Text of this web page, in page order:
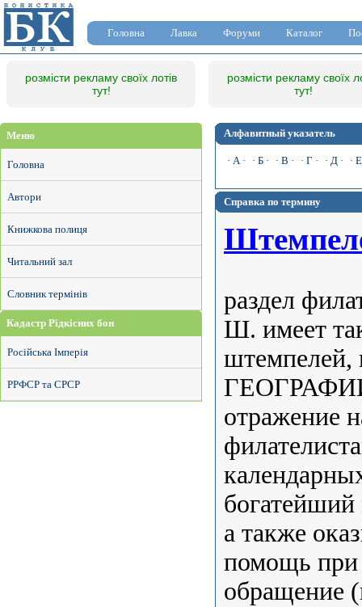
Головна Лавка Форуми Каталог
розмісти рекламу своїх лотів
тут!
розмісти рекламу своїх
тут!
Меню
Головна
Автори
Книжкова полиця
Читальний зал
Словник термінів
Кадастр Рідкісних бон
Російська Імперія
РРФСР та СРСР
Алфавитный указатель
· А · · Б · · В · · Г · · Д · ·
Справка по термину
раздел
Ш. имеет
отражение
богатейший
а также
помощь при
обращение